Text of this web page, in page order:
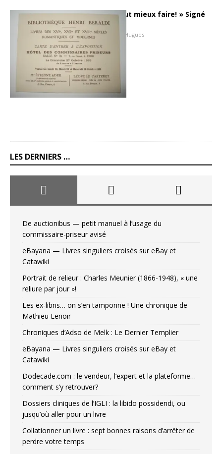
« Elève Beraldi : peut mieux faire! » Signé
Berès
11 décembre 2007 Hugues
LES DERNIERS …
De auctionibus — petit manuel à l’usage du
commissaire-priseur avisé
eBayana — Livres singuliers croisés sur eBay et
Catawiki
Portrait de relieur : Charles Meunier (1866-1948), « une
reliure par jour »!
Les ex-libris… on s’en tamponne ! Une chronique de
Mathieu Lenoir
Chroniques d’Adso de Melk : Le Dernier Templier
eBayana — Livres singuliers croisés sur eBay et
Catawiki
Dodecade.com : le vendeur, l’expert et la plateforme…
comment s’y retrouver?
Dossiers cliniques de l’IGLI : la libido possidendi, ou
jusqu’où aller pour un livre
Collationner un livre : sept bonnes raisons d’arrêter de
perdre votre temps